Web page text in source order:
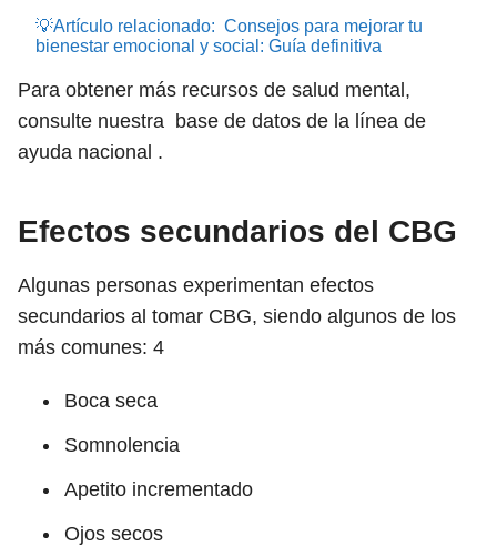
💡Artículo relacionado: Consejos para mejorar tu
bienestar emocional y social: Guía definitiva
Para obtener más recursos de salud mental,
consulte nuestra base de datos de la línea de
ayuda nacional .
Efectos secundarios del CBG
Algunas personas experimentan efectos
secundarios al tomar CBG, siendo algunos de los
más comunes: 4
Boca seca
Somnolencia
Apetito incrementado
Ojos secos